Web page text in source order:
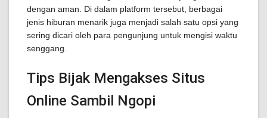
dengan aman. Di dalam platform tersebut, berbagai
jenis hiburan menarik juga menjadi salah satu opsi yang
sering dicari oleh para pengunjung untuk mengisi waktu
senggang.
Tips Bijak Mengakses Situs
Online Sambil Ngopi